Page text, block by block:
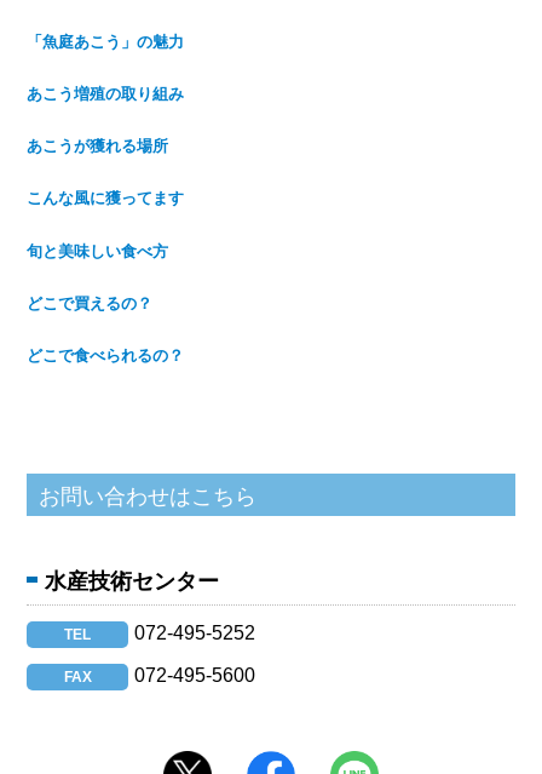
「魚庭あこう」の魅力
あこう増殖の取り組み
あこうが獲れる場所
こんな風に獲ってます
旬と美味しい食べ方
どこで買えるの？
どこで食べられるの？
水産技術センター
TEL 072-495-5252
FAX 072-495-5600